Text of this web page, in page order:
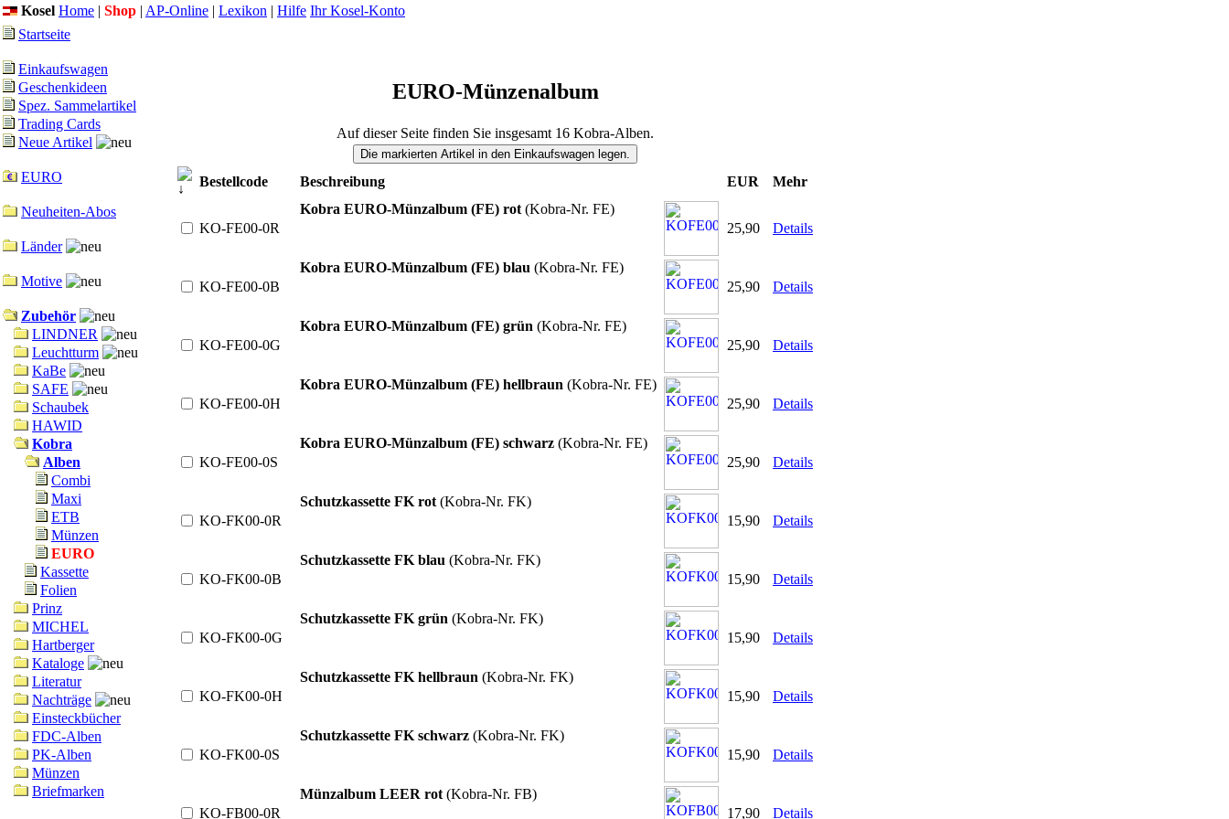
Kosel Home | Shop | AP-Online | Lexikon | Hilfe Ihr Kosel-Konto
Startseite
Einkaufswagen
Geschenkideen
Spez. Sammelartikel
Trading Cards
Neue Artikel
EURO
Neuheiten-Abos
Länder
Motive
Zubehör
LINDNER
Leuchtturm
KaBe
SAFE
Schaubek
HAWID
Kobra
Alben
Combi
Maxi
ETB
Münzen
EURO
Kassette
Folien
Prinz
MICHEL
Hartberger
Kataloge
Literatur
Nachträge
Einsteckbücher
FDC-Alben
PK-Alben
Münzen
Briefmarken
EURO-Münzenalbum
Auf dieser Seite finden Sie insgesamt 16 Kobra-Alben.
Bestellcode Beschreibung EUR Mehr
KO-FE00-0R
Kobra EURO-Münzalbum (FE) rot (Kobra-Nr. FE)
25,90
Details
KO-FE00-0B
Kobra EURO-Münzalbum (FE) blau (Kobra-Nr. FE)
25,90
Details
KO-FE00-0G
Kobra EURO-Münzalbum (FE) grün (Kobra-Nr. FE)
25,90
Details
KO-FE00-0H
Kobra EURO-Münzalbum (FE) hellbraun (Kobra-Nr. FE)
25,90
Details
KO-FE00-0S
Kobra EURO-Münzalbum (FE) schwarz (Kobra-Nr. FE)
25,90
Details
KO-FK00-0R
Schutzkassette FK rot (Kobra-Nr. FK)
15,90
Details
KO-FK00-0B
Schutzkassette FK blau (Kobra-Nr. FK)
15,90
Details
KO-FK00-0G
Schutzkassette FK grün (Kobra-Nr. FK)
15,90
Details
KO-FK00-0H
Schutzkassette FK hellbraun (Kobra-Nr. FK)
15,90
Details
KO-FK00-0S
Schutzkassette FK schwarz (Kobra-Nr. FK)
15,90
Details
KO-FB00-0R
Münzalbum LEER rot (Kobra-Nr. FB)
17,90
Details